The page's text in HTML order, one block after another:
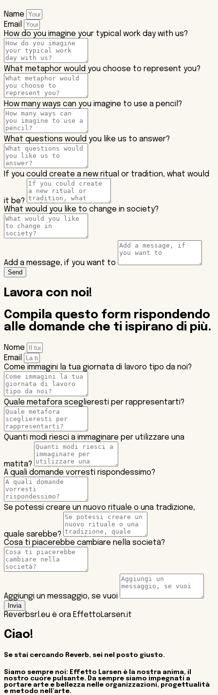
Name
Email
How do you imagine your typical work day with us?
What metaphor would you choose to represent you?
How many ways can you imagine to use a pencil?
What questions would you like us to answer?
If you could create a new ritual or tradition, what would
it be?
What would you like to change in society?
Add a message, if you want to
Send
Lavora con noi!
Compila questo form rispondendo
alle domande che ti ispirano di più.
Nome
Email
Come immagini la tua giornata di lavoro tipo da noi?
Quale metafora sceglieresti per rappresentarti?
Quanti modi riesci a immaginare per utilizzare una
matita?
A quali domande vorresti rispondessimo?
Se potessi creare un nuovo rituale o una tradizione,
quale sarebbe?
Cosa ti piacerebbe cambiare nella società?
Aggiungi un messaggio, se vuoi
Invia
Reverbsrl.eu è ora EffettoLarsen.it
Ciao!
Se stai cercando Reverb, sei nel posto giusto.
Siamo sempre noi: Effetto Larsen è la nostra anima, il
nostro cuore pulsante. Da sempre siamo impegnati a
portare arte e bellezza nelle organizzazioni, progettualità
e metodo nell’arte.